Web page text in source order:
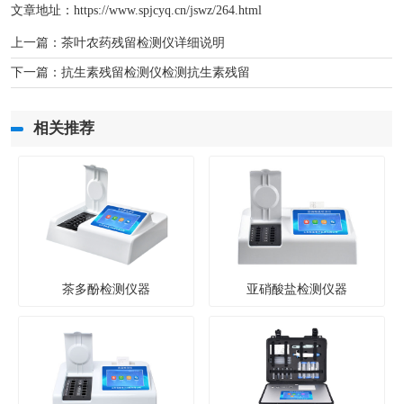
文章地址： https://www.spjcyq.cn/jswz/264.html
上一篇： 茶叶农药残留检测仪详细说明
下一篇： 抗生素残留检测仪检测抗生素残留
相关推荐
茶多酚检测仪器 亚硝酸盐检测仪器